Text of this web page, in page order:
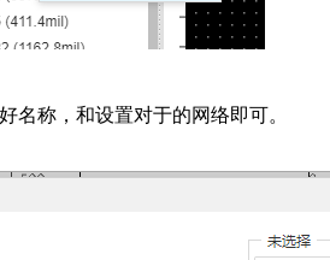
名称，和设置对于的网络即可。